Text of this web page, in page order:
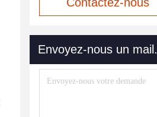
Envoyez-nous un mail.